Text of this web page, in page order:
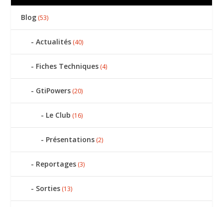
Blog (53)
Actualités (40)
Fiches Techniques (4)
GtiPowers (20)
Le Club (16)
Présentations (2)
Reportages (3)
Sorties (13)